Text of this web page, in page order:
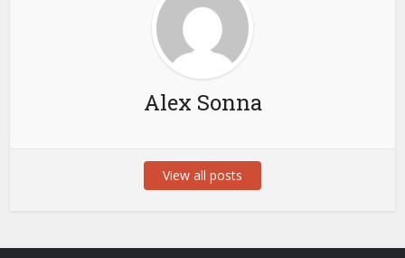
Alex Sonna
View all posts